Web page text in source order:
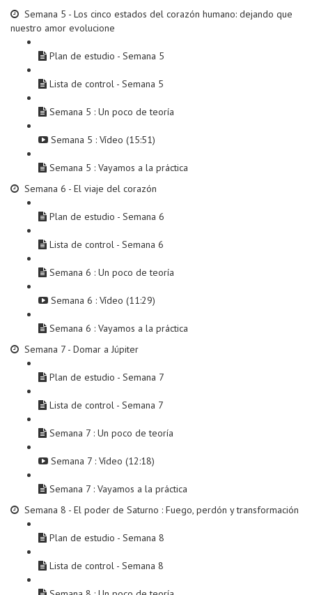
Semana 5 - Los cinco estados del corazón humano: dejando que
nuestro amor evolucione
Plan de estudio - Semana 5
Lista de control - Semana 5
Semana 5 : Un poco de teoría
Semana 5 : Vídeo (15:51)
Semana 5 : Vayamos a la práctica
Semana 6 - El viaje del corazón
Plan de estudio - Semana 6
Lista de control - Semana 6
Semana 6 : Un poco de teoría
Semana 6 : Vídeo (11:29)
Semana 6 : Vayamos a la práctica
Semana 7 - Domar a Júpiter
Plan de estudio - Semana 7
Lista de control - Semana 7
Semana 7 : Un poco de teoría
Semana 7 : Vídeo (12:18)
Semana 7 : Vayamos a la práctica
Semana 8 - El poder de Saturno : Fuego, perdón y transformación
Plan de estudio - Semana 8
Lista de control - Semana 8